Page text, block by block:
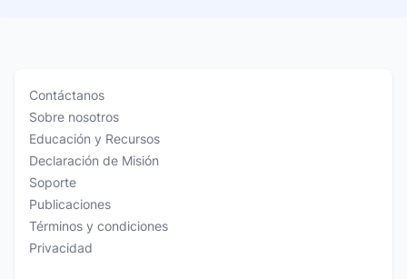
Contáctanos
Sobre nosotros
Educación y Recursos
Declaración de Misión
Soporte
Publicaciones
Términos y condiciones
Privacidad